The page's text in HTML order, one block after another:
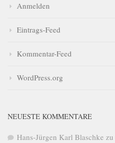
Anmelden
Eintrags-Feed
Kommentar-Feed
WordPress.org
NEUESTE KOMMENTARE
Hans-Jürgen Karl Blaschke zu